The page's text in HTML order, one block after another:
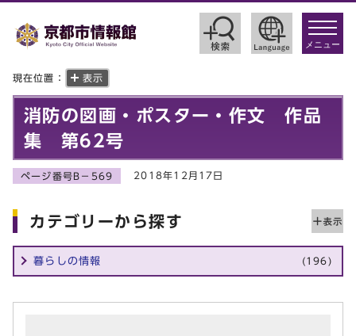
toggle
メニュー
現在位置： 表示
消防の図画・ポスター・作文 作品
集 第62号
ページ番号B－569 2018年12月17日
カテゴリーから探す
暮らしの情報 (196)